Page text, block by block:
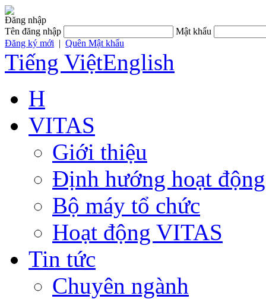
Đăng nhập
Tên đăng nhập
Mật khẩu
Đăng ký mới | Quên Mật khẩu
Tiếng ViệtEnglish
H
VITAS
Giới thiệu
Định hướng hoạt động
Bộ máy tổ chức
Hoạt động VITAS
Tin tức
Chuyên ngành